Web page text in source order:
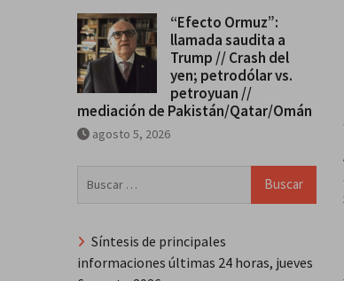
“Efecto Ormuz”:
llamada saudita a
Trump // Crash del
yen; petrodólar vs.
petroyuan //
mediación de Pakistán/Qatar/Omán
agosto 5, 2026
Síntesis de principales
informaciones últimas 24 horas, jueves